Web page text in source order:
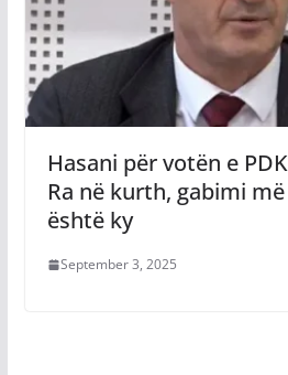
Hasani për votën e
Ra në kurth, gabimi
është ky
September 3, 2025